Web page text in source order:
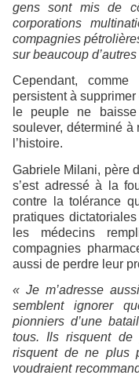
gens sont mis de
corporations
compagnies
sur beaucoup
Cependant,
persistent à
le peuple ne
soulever, déterminé
l’histoire.
Gabriele Milani, père
s’est adressé à la
contre la tolérance
pratiques
les médecins
compagnies
aussi de perdre leur
« Je m’adresse
semblent ignorer
pionniers d’une
tous. Ils risquent
risquent de ne plus
voudraient